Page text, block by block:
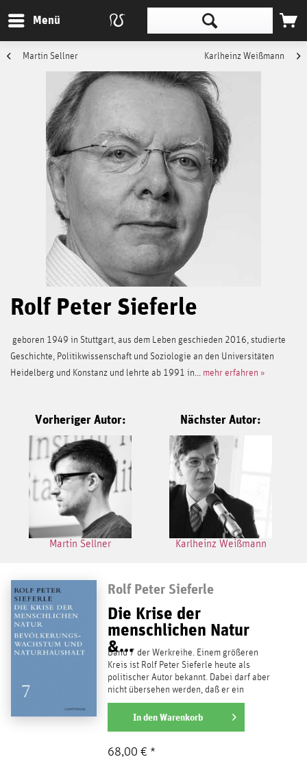
Menü
Martin Sellner Karlheinz Weißmann
Rolf Peter Sieferle
geboren 1949 in Stuttgart, aus dem Leben geschieden 2016, studierte
Geschichte, Politikwissenschaft und Soziologie an den Universitäten
Heidelberg und Konstanz und lehrte ab 1991 in... mehr erfahren »
Vorheriger Autor:
Martin Sellner
Nächster Autor:
Karlheinz Weißmann
Rolf Peter Sieferle
Die Krise der
menschlichen Natur
&...
Band 7 der Werkreihe. Einem größeren
Kreis ist Rolf Peter Sieferle heute als
politischer Autor bekannt. Dabei darf aber
nicht übersehen werden, daß er ein
umfangreiches...
weiterlesen
In denWarenkorb
68,00 € *